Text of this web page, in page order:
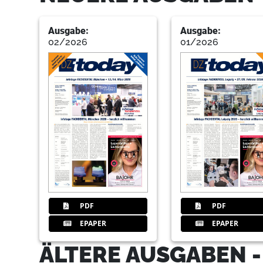
Ausgabe:
02/2026
PDF
EPAPER
Ausgabe:
01/2026
PDF
EPAPER
ÄLTERE AUSGABEN